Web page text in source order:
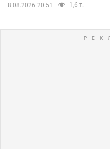
8.08.2026 20:51 1,6 т.